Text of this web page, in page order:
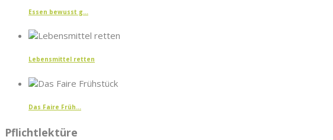
Essen bewusst g...
Lebensmittel retten
Das Faire Früh...
Pflichtlektüre